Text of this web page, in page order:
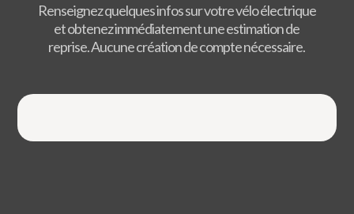
Renseignez quelques infos sur votre vélo électrique
et obtenez immédiatement une estimation de
reprise. Aucune création de compte nécessaire.